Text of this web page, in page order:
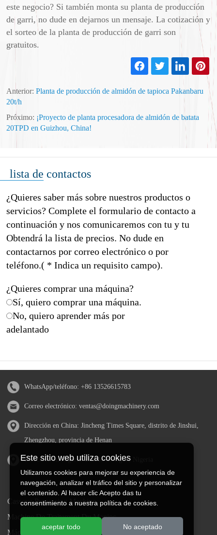
este negocio? Si también monta su planta de producción
de garri, no dude en dejarnos un mensaje. La cotización y
el sorteo de la planta de producción de garri son
gratuitos.
Anterior:Planta de producción de almidón de tapioca Pakanbaru
20t/h
Próximo: ¡Proyecto de planta procesadora de almidón de batata
20TPD en Guizhou, China!
lista de contactos
¿Quieres saber más sobre nuestros productos o
servicios? Complete el formulario de contacto a
continuación y nos comunicaremos con tu y tu
Obtendrá la lista de precios. No dude en
contactarnos por correo electrónico o por
teléfono.( * Indica un requisito campo).
¿Quieres comprar una máquina?
Sí, quiero comprar una máquina.
No, quiero aprender más por
adelantado
WhatsApp/teléfono: +86 13526615783
Correo electrónico: ventas@doingmachinery.com
Dirección en China: Jincheng Times Square, distrito de Jinshui,
Zhengzhou, provincia de Henan
Dirección en Nigeria: Estado de Ogun, Nigeria
Cassava Processing Machine
Machine De Traitement Du Manioc
Máquina de procesamiento de yuca
Este sitio web utiliza cookies
Utilizamos cookies para mejorar su experiencia de
navegación, analizar el tráfico del sitio y personalizar
el contenido. Al hacer clic Acepto das tu
consentimiento a nuestra política de cookies.
aceptar todo No aceptado